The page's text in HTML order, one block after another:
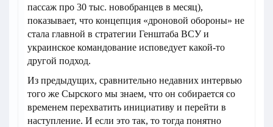
пассаж про 30 тыс. новобранцев в месяц),
показывает, что концепция «дроновой обороны» не
стала главной в стратегии Генштаба ВСУ и
украинское командование исповедует какой-то
другой подход.
Из предыдущих, сравнительно недавних интервью
того же Сырского мы знаем, что он собирается со
временем перехватить инициативу и перейти в
наступление. И если это так, то тогда понятно